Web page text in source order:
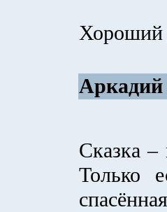
Хороший
Аркадий
Сказка –
Только